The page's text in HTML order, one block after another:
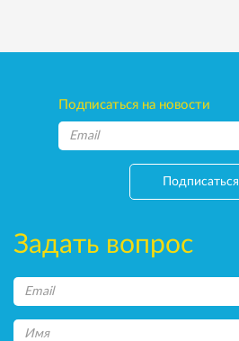
Подписаться на новости
Подписаться
Задать вопрос